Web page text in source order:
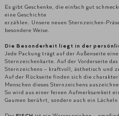
Es gibt Geschenke, die einfach gut
eine Geschichte
erzählen. Unsere neuen Sternzeichen-
besondere Weise.
Die Besonderheit liegt in der
Jede Packung trägt auf der Außenseite
Sternzeichenkarte. Auf der Vorderseite das
Sternzeichens – kraftvoll, ästhetisch und
Auf der Rückseite finden sich die
Menschen dieses Sternzeichens
So wird aus einer feinen Aufmerksamkeit
Gaumen berührt, sondern auch ein